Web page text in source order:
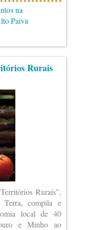
na
Paiva
Rurais
Rurais”,
Terra, compila e
local de 40
e Minho ao